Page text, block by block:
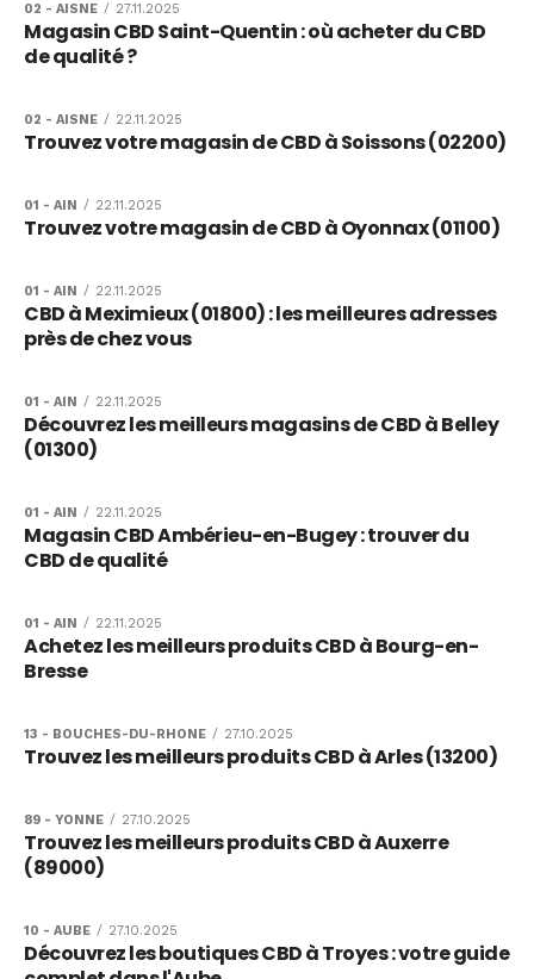
02 - AISNE / 27.11.2025
Magasin CBD Saint-Quentin : où acheter du CBD
de qualité ?
02 - AISNE / 22.11.2025
Trouvez votre magasin de CBD à Soissons (02200)
01 - AIN / 22.11.2025
Trouvez votre magasin de CBD à Oyonnax (01100)
01 - AIN / 22.11.2025
CBD à Meximieux (01800) : les meilleures adresses
près de chez vous
01 - AIN / 22.11.2025
Découvrez les meilleurs magasins de CBD à Belley
(01300)
01 - AIN / 22.11.2025
Magasin CBD Ambérieu-en-Bugey : trouver du
CBD de qualité
01 - AIN / 22.11.2025
Achetez les meilleurs produits CBD à Bourg-en-
Bresse
13 - BOUCHES-DU-RHONE / 27.10.2025
Trouvez les meilleurs produits CBD à Arles (13200)
89 - YONNE / 27.10.2025
Trouvez les meilleurs produits CBD à Auxerre
(89000)
10 - AUBE / 27.10.2025
Découvrez les boutiques CBD à Troyes : votre guide